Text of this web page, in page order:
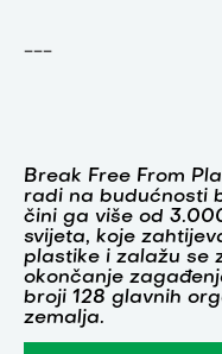
---
Break Free From
radi na budućnosti
čini ga više od
svijeta, koje
plastike i zalažu se
okončanje
broji 128 glavnih
zemalja.